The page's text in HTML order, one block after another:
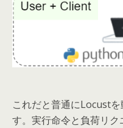
これだと普通にLocust
す。実行命令と負荷リ